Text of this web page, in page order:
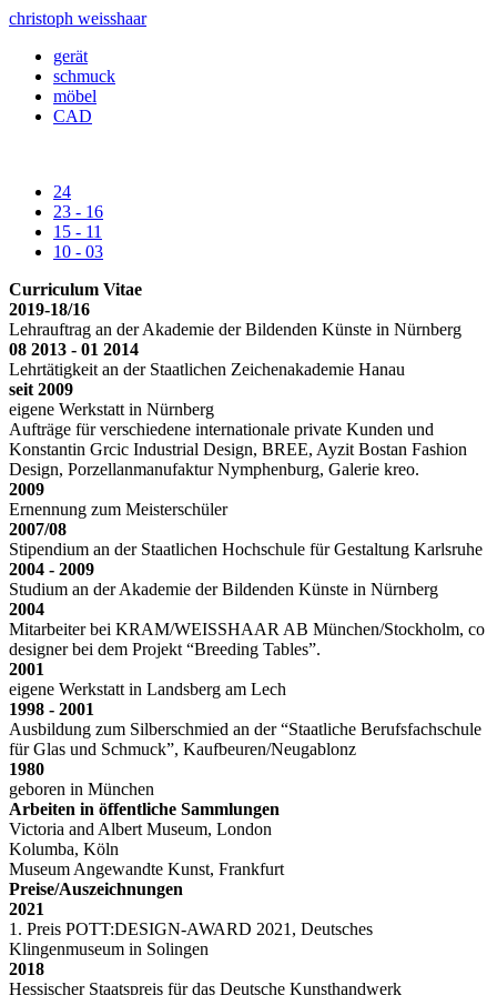
christoph weisshaar
gerät
schmuck
möbel
CAD
24
23 - 16
15 - 11
10 - 03
Curriculum Vitae
2019-18/16
Lehrauftrag an der Akademie der Bildenden Künste in Nürnberg
08 2013 - 01 2014
Lehrtätigkeit an der Staatlichen Zeichenakademie Hanau
seit 2009
eigene Werkstatt in Nürnberg
Aufträge für verschiedene internationale private Kunden und
Konstantin Grcic Industrial Design, BREE, Ayzit Bostan Fashion
Design, Porzellanmanufaktur Nymphenburg, Galerie kreo.
2009
Ernennung zum Meisterschüler
2007/08
Stipendium an der Staatlichen Hochschule für Gestaltung Karlsruhe
2004 - 2009
Studium an der Akademie der Bildenden Künste in Nürnberg
2004
Mitarbeiter bei KRAM/WEISSHAAR AB München/Stockholm, co
designer bei dem Projekt “Breeding Tables”.
2001
eigene Werkstatt in Landsberg am Lech
1998 - 2001
Ausbildung zum Silberschmied an der “Staatliche Berufsfachschule
für Glas und Schmuck”, Kaufbeuren/Neugablonz
1980
geboren in München
Arbeiten in öffentliche Sammlungen
Victoria and Albert Museum, London
Kolumba, Köln
Museum Angewandte Kunst, Frankfurt
Preise/Auszeichnungen
2021
1. Preis POTT:DESIGN-AWARD 2021, Deutsches
Klingenmuseum in Solingen
2018
Hessischer Staatspreis für das Deutsche Kunsthandwerk